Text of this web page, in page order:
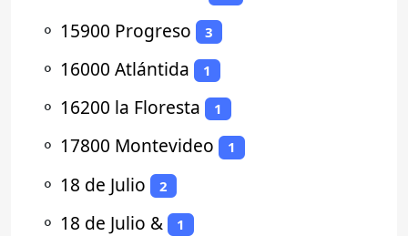
⚬ 15900 Progreso 3
⚬ 16000 Atlántida 1
⚬ 16200 la Floresta 1
⚬ 17800 Montevideo 1
⚬ 18 de Julio 2
⚬ 18 de Julio & 1